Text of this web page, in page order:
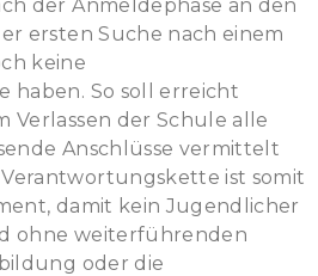
der Anmeldephase an den
ersten Suche nach einem
keine
haben. So soll erreicht
Verlassen der Schule alle
Anschlüsse vermittelt
ist somit
damit kein Jugendlicher
ohne weiterführenden
oder die